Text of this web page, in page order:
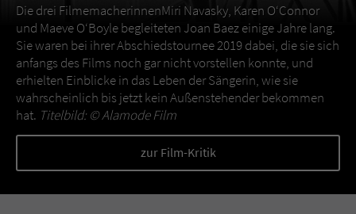
Die drei FilmemacherinnenMiri Navasky, Karen O‘Connor
und Maeve O‘Boyle begleiteten Joan Baez einige Jahre lang.
Sie waren bei ihrer Abschiedstournee 2019 dabei, die sie sich
anfangs des Films noch gar nicht vorstellen konnte, und
erhielten Einblicke in das Leben der Sängerin, wie sie
wahrscheinlich bis jetzt kein Außenstehender bekommen
hat. Titelbild: ©Alamode Film
zur Film-Kritik